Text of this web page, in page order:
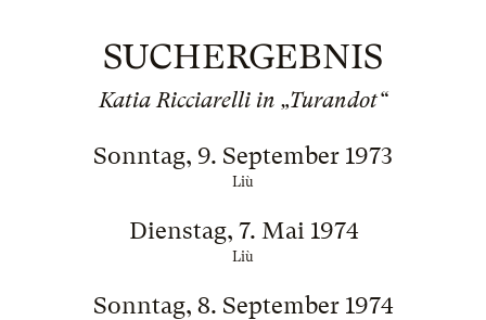
SUCHERGEBNIS
Katia Ricciarelli in „Turandot“
Sonntag, 9. September 1973
Liù
Dienstag, 7. Mai 1974
Liù
Sonntag, 8. September 1974